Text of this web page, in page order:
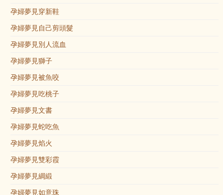
孕婦夢見穿新鞋
孕婦夢見自己剪頭髮
孕婦夢見別人流血
孕婦夢見獅子
孕婦夢見被魚咬
孕婦夢見吃桃子
孕婦夢見文書
孕婦夢見蛇吃魚
孕婦夢見焰火
孕婦夢見雙彩霞
孕婦夢見綢緞
孕婦夢見如意珠